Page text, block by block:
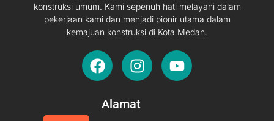
konstruksi umum. Kami sepenuh hati melayani dalam
pekerjaan kami dan menjadi pionir utama dalam
kemajuan konstruksi di Kota Medan.
F
a
e
I
n
t
Y
o
Alamat